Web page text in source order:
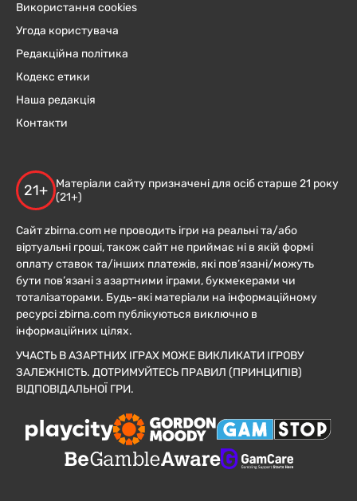
Використання cookies
Угода користувача
Редакційна політика
Кодекс етики
Наша редакція
Контакти
21+
Матеріали сайту призначені для осіб старше 21 року
(21+)
Сайт zbirna.com не проводить ігри на реальні та/або
віртуальні гроші, також сайт не приймає ні в якій формі
оплату ставок та/інших платежів, які пов’язані/можуть
бути пов’язані з азартними іграми, букмекерами чи
тоталізаторами. Будь-які матеріали на інформаційному
ресурсі zbirna.com публікуються виключно в
інформаційних цілях.
УЧАСТЬ В АЗАРТНИХ ІГРАХ МОЖЕ ВИКЛИКАТИ ІГРОВУ
ЗАЛЕЖНІСТЬ. ДОТРИМУЙТЕСЬ ПРАВИЛ (ПРИНЦИПІВ)
ВІДПОВІДАЛЬНОЇ ГРИ.